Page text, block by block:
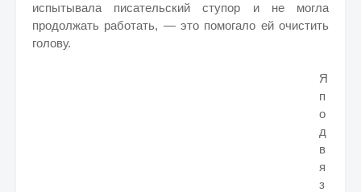
испытывала писательский ступор и не могла
продолжать работать, — это помогало ей очистить
голову.
Я
п
о
д
в
я
з